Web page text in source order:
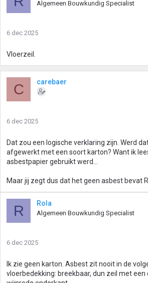
Algemeen Bouwkundig Specialist
6 dec 2025
Vloerzeil.
C carebaer
6 dec 2025
Dat zou een logische verklaring zijn. Werd
afgewerkt met een soort karton? Want ik
asbestpapier gebruikt werd...
Maar jij zegt dus dat het geen asbest bevat
R Rola
Algemeen Bouwkundig Specialist
6 dec 2025
Ik zie geen karton. Asbest zit nooit in de
vloerbedekking: breekbaar, dun zeil met